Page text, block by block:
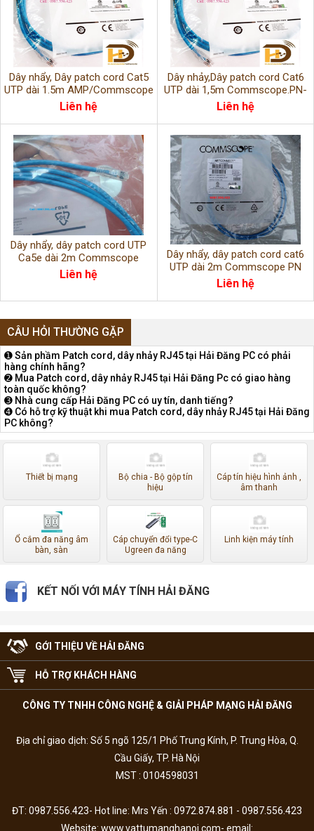
Dây nhẩy, Dây patch cord Cat5
UTP dài 1.5m AMP/Commscope
Liên hệ
Dây nhảy,Dây patch cord Cat6
UTP dài 1,5m Commscope.PN-
1859247-5
Liên hệ
Dây nhẩy, dây patch cord UTP
Ca5e dài 2m Commscope
PN:1859239-7
Liên hệ
Dây nhẩy, dây patch cord cat6
UTP dài 2m Commscope PN
:1859247-7
Liên hệ
CÂU HỎI THƯỜNG GẶP
➊ Sản phầm Patch cord, dây nhảy RJ45 tại Hải Đăng PC có phải
hàng chính hãng?
➋ Mua Patch cord, dây nhảy RJ45 tại Hải Đăng Pc có giao hàng
toàn quốc không?
➌ Nhà cung cấp Hải Đăng PC có uy tín, danh tiếng?
➍ Có hỗ trợ kỹ thuật khi mua Patch cord, dây nhảy RJ45 tại Hải Đăng
PC không?
Thiết bị mạng
Bộ chia - Bộ gộp tín
hiệu
Cáp tín hiệu hình ảnh ,
âm thanh
Ổ cắm đa năng âm
bàn, sàn
Cáp chuyển đổi type-C
Ugreen đa năng
Linh kiện máy tính
KẾT NỐI VỚI MÁY TÍNH HẢI ĐĂNG
GỚI THIỆU VỀ HẢI ĐĂNG
HỖ TRỢ KHÁCH HÀNG
CÔNG TY TNHH CÔNG NGHỆ & GIẢI PHÁP MẠNG HẢI ĐĂNG
Địa chỉ giao dịch: Số 5 ngõ 125/1 Phố Trung Kính, P. Trung Hòa, Q.
Cầu Giấy, TP. Hà Nội
MST : 0104598031
ĐT: 0987.556.423- Hot line: Mrs Yến : 0972.874.881 - 0987.556.423
Website: www.vattumanghanoi.com- email: